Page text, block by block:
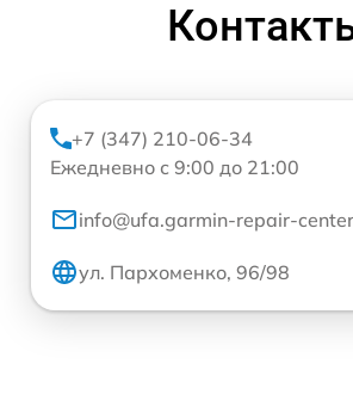
+7 (347) 210-06-34
Ежедневно с 9:00 до 21:00
info@ufa.garmin-repair-
ул. Пархоменко, 96/98